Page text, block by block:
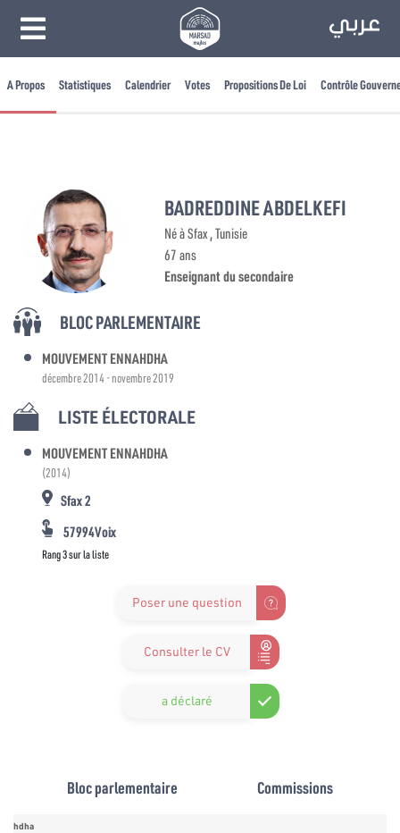
A Propos Statistiques Calendrier Votes Propositions De Loi Contrôle
BADREDDINE ABDELKEFI
Né à Sfax , Tunisie
67 ans
Enseignant du secondaire
BLOC PARLEMENTAIRE
MOUVEMENT ENNAHDHA
décembre 2014 - novembre 2019
LISTE ÉLECTORALE
MOUVEMENT ENNAHDHA
(2014)
Sfax 2
57994Voix
Rang 3 sur la liste
Poser une question
Consulter le CV
a déclaré
Bloc parlementaire Commissions